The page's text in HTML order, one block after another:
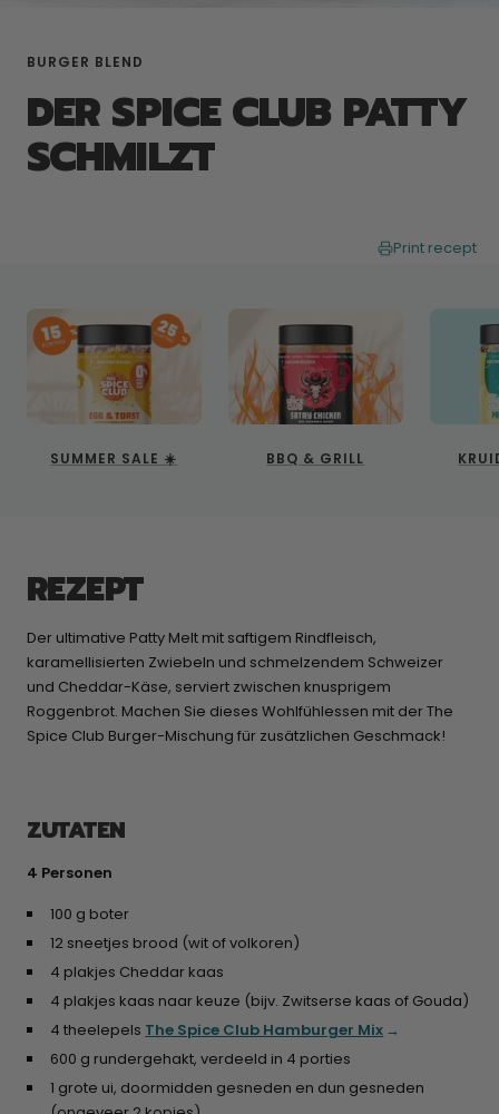
BURGER BLEND
DER SPICE CLUB PATTY
SCHMILZT
Print recept
SUMMER SALE ☀️ BBQ & GRILL
REZEPT
Der ultimative Patty Melt mit saftigem Rindfleisch,
karamellisierten Zwiebeln und schmelzendem Schweizer
und Cheddar-Käse, serviert zwischen knusprigem
Roggenbrot. Machen Sie dieses Wohlfühlessen mit der The
Spice Club Burger-Mischung für zusätzlichen Geschmack!
ZUTATEN
4 Personen
100 g boter
12 sneetjes brood (wit of volkoren)
4 plakjes Cheddar kaas
4 plakjes kaas naar keuze (bijv. Zwitserse kaas of Gouda)
4 theelepels The Spice Club Hamburger Mix
600 g rundergehakt, verdeeld in 4 porties
1 grote ui, doormidden gesneden en dun gesneden